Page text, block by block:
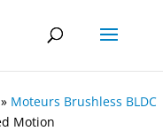
» Moteurs Brushless BLDC
Motion